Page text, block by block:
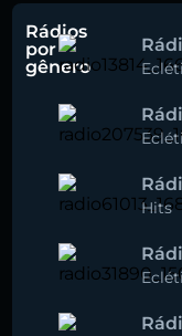
Rádios
por
gênero
Hits